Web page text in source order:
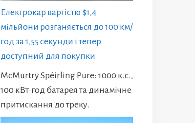
Електрокар вартістю $1,4
мільйони розганяється до 100 км/
год за 1,55 секунди і тепер
доступний для покупки
McMurtry Spéirling Pure: 1000 к.с.,
100 кВт·год батарея та динамічне
притискання до треку.